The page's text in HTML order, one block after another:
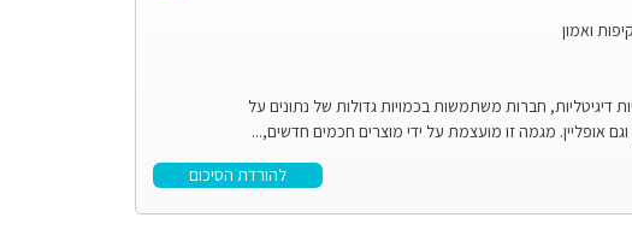
ואמון
דיגיטליות, חברות משתמשות בכמויות גדולות של נתונים על
וגם אופליין. מגמה זו מועצמת על ידי מוצרים חכמים חדשים,...
להורדת הסיכום